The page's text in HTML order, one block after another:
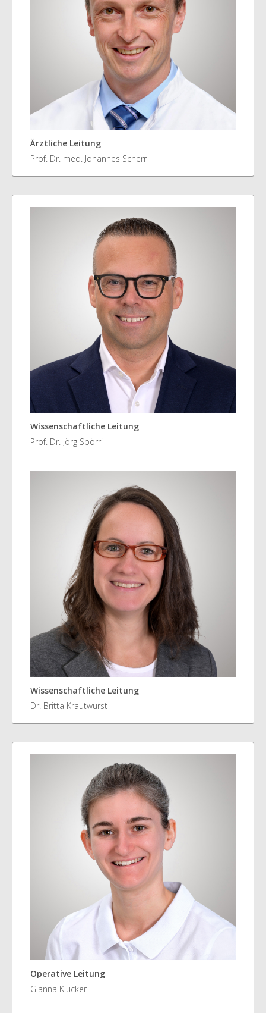
Ärztliche Leitung
Prof. Dr. med. Johannes Scherr
Wissenschaftliche Leitung
Prof. Dr. Jörg Spörri
Wissenschaftliche Leitung
Dr. Britta Krautwurst
Operative Leitung
Gianna Klucker